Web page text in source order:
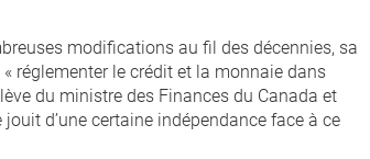
modifications au fil des décennies, sa
réglementer le crédit et la monnaie dans
du ministre des Finances du Canada et
d’une certaine indépendance face à ce